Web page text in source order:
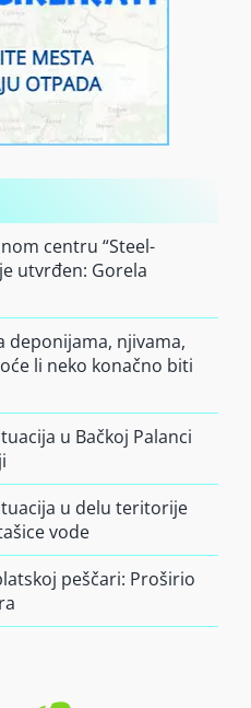
centru “Steel-
utvrđen: Gorela
deponijama, njivama,
li neko konačno biti
u Bačkoj Palanci
u delu teritorije
vode
peščari: Proširio